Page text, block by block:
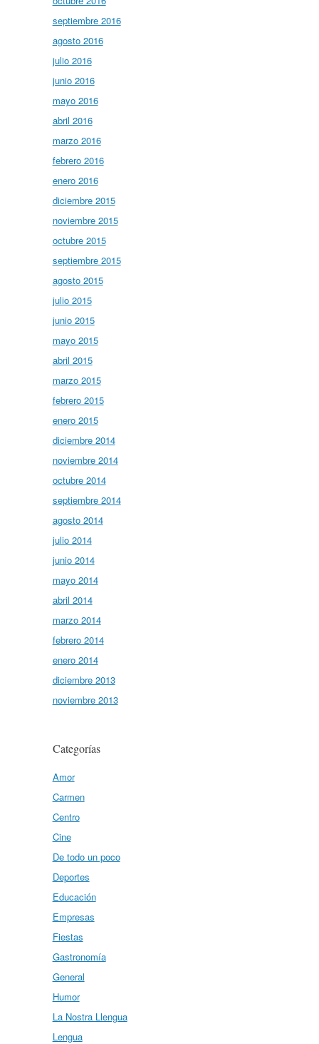
septiembre 2016
agosto 2016
julio 2016
junio 2016
mayo 2016
abril 2016
marzo 2016
febrero 2016
enero 2016
diciembre 2015
noviembre 2015
octubre 2015
septiembre 2015
agosto 2015
julio 2015
junio 2015
mayo 2015
abril 2015
marzo 2015
febrero 2015
enero 2015
diciembre 2014
noviembre 2014
octubre 2014
septiembre 2014
agosto 2014
julio 2014
junio 2014
mayo 2014
abril 2014
marzo 2014
febrero 2014
enero 2014
diciembre 2013
noviembre 2013
Categorías
Amor
Carmen
Centro
Cine
De todo un poco
Deportes
Educación
Empresas
Fiestas
Gastronomía
General
Humor
La Nostra Llengua
Lengua